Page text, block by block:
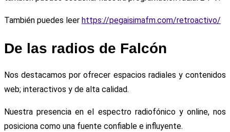
También puedes leer https://pegaisimafm.com/retroactivo/
De las radios de Falcón
Nos destacamos por ofrecer espacios radiales y contenidos
web; interactivos y de alta calidad.
Nuestra presencia en el espectro radiofónico y online, nos
posiciona como una fuente confiable e influyente.